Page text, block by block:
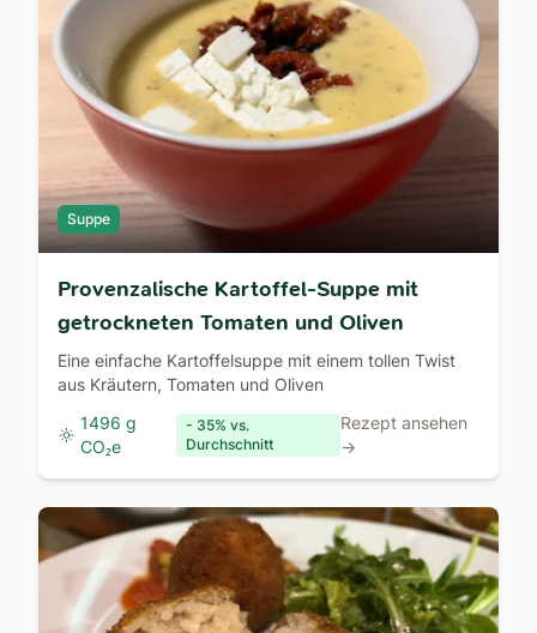
Suppe
Provenzalische Kartoffel-Suppe mit
getrockneten Tomaten und Oliven
Eine einfache Kartoffelsuppe mit einem tollen Twist
aus Kräutern, Tomaten und Oliven
1496 g
CO₂e
- 35% vs.
Durchschnitt
Rezept ansehen
→